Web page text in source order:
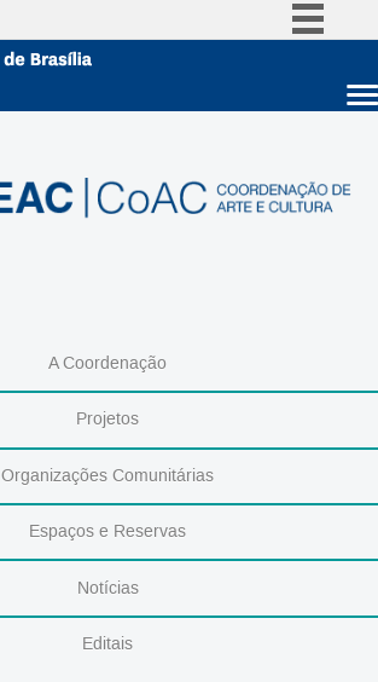
Legislação
Graduação
A Coordenação
Projetos
Organizações Comunitárias
Espaços e Reservas
Notícias
Editais